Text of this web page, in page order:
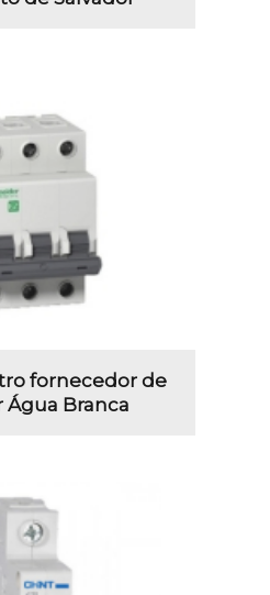
fornecedor de
Branca